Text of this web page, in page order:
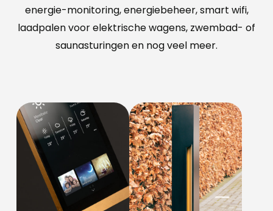
energie-monitoring, energiebeheer, smart wifi,
laadpalen voor elektrische wagens, zwembad- of
saunasturingen en nog veel meer.